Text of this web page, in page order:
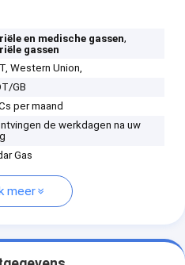
en medische gassen,
gassen
Western Union,
GB
per maand
de werkdagen na uw
Gas
meer